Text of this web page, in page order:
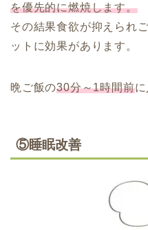
を優先的に燃焼します。
その結果食欲が抑えられ
ットに効果があります。
晩ご飯の30分～1時間前に
⑤睡眠改善